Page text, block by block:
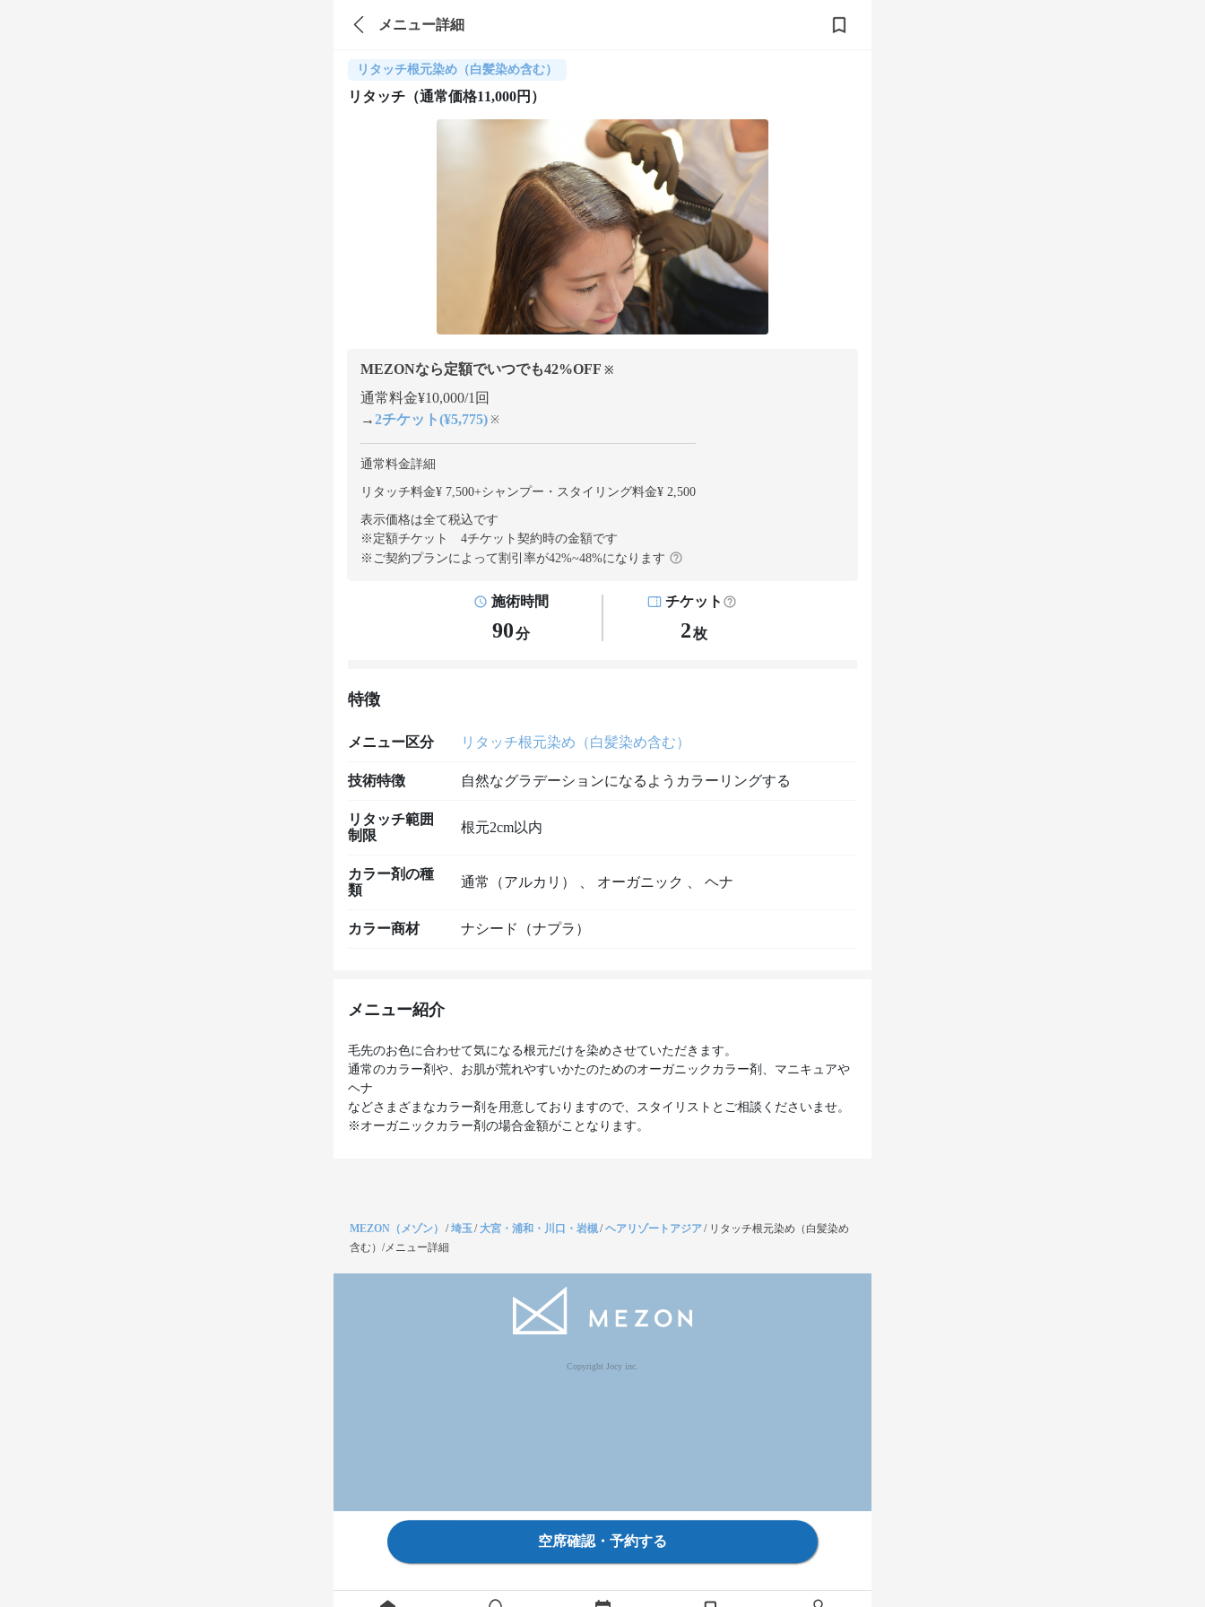
メニュー詳細
リタッチ根元染め（白髪染め含む）
リタッチ（通常価格11,000円）
MEZONなら定額でいつでも42%OFF ※
通常料金¥10,000/1回
→2チケット(¥5,775) ※
通常料金詳細
リタッチ料金¥ 7,500+シャンプー・スタイリング料金¥ 2,500
表示価格は全て税込です
※定額チケット 4チケット契約時の金額です
※ご契約プランによって割引率が42%~48%になります
施術時間
90分
チケット
2枚
特徴
メニュー区分 リタッチ根元染め（白髪染め含む）
技術特徴 自然なグラデーションになるようカラーリングする
リタッチ範囲
制限
根元2cm以内
カラー剤の種
類
通常（アルカリ） オーガニック ヘナ
カラー商材 ナシード（ナプラ）
メニュー紹介
毛先のお色に合わせて気になる根元だけを染めさせていただきます。
通常のカラー剤や、お肌が荒れやすいかたのためのオーガニックカラー剤、マニキュアや
ヘナ
などさまざまなカラー剤を用意しておりますので、スタイリストとご相談くださいませ。
※オーガニックカラー剤の場合金額がことなります。
MEZON（メゾン） /埼玉/大宮・浦和・川口・岩槻/ヘアリゾートアジア/ リタッチ根元染め（白髪染め
含む）/メニュー詳細
Copyright Jocy inc.
空席確認・予約する